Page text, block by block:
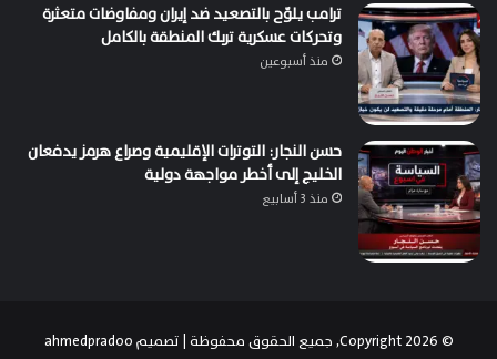
ترامب يلوّح بالتصعيد ضد إيران ومفاوضات متعثرة
وتحركات عسكرية تربك المنطقة بالكامل
منذ أسبوعين
حسن النجار: التوترات الإقليمية وصراع هرمز يدفعان
الخليج إلى أخطر مواجهة دولية
منذ 3 أسابيع
© Copyright 2026, جميع الحقوق محفوظة | تصميم ahmedpradoo